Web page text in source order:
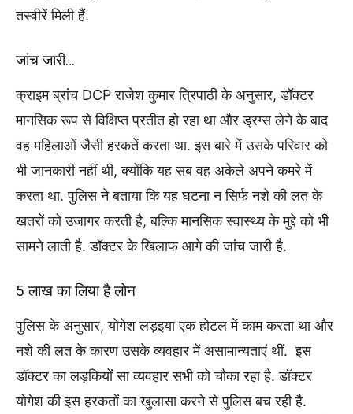
तस्वीरें मिली हैं.
जांच जारी…
क्राइम ब्रांच DCP राजेश कुमार त्रिपाठी के अनुसार, डॉक्टर
मानसिक रूप से विक्षिप्त प्रतीत हो रहा था और ड्रग्स लेने के बाद
वह महिलाओं जैसी हरकतें करता था. इस बारे में उसके परिवार को
भी जानकारी नहीं थी, क्योंकि यह सब वह अकेले अपने कमरे में
करता था. पुलिस ने बताया कि यह घटना न सिर्फ नशे की लत के
खतरों को उजागर करती है, बल्कि मानसिक स्वास्थ्य के मुद्दे को भी
सामने लाती है. डॉक्टर के खिलाफ आगे की जांच जारी है.
5 लाख का लिया है लोन
पुलिस के अनुसार, योगेश लड़इया एक होटल में काम करता था और
नशे की लत के कारण उसके व्यवहार में असामान्यताएं थीं. इस
डॉक्टर का लड़कियों सा व्यवहार सभी को चौका रहा है. डॉक्टर
योगेश की इस हरकतों का खुलासा करने से पुलिस बच रही है.